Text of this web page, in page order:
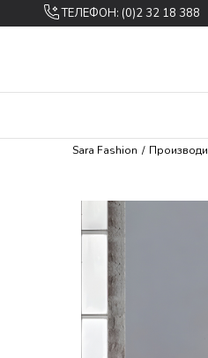
ТЕЛЕФОН: (0)2 32 18 388
Sara Fashion Производи